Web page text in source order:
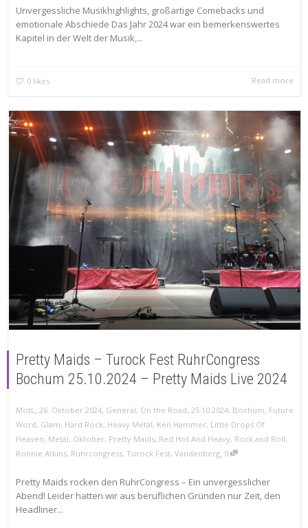
Unvergessliche Musikhighlights, großartige Comebacks und
emotionale Abschiede Das Jahr 2024 war ein bemerkenswertes
Kapitel in der Welt der Musik,...
0 likes Read more
Pretty Maids – Turock Fest RuhrCongress
Bochum 25.10.2024 – Pretty Maids Live 2024
MotL, 26. Oktober 2024, General, On the Road, 25.10.2024, Bochum, Future
Word, Glam, Hard Rock, Heavy Metal, Ken Hammer, Little Drops Of
Heaven, Metal, Oktober, Pretty Maids, Red Hot And Heavy, Rock and Roll,
Ronnie Atkins, Ruhrcongress, Turock Fest, Vandenberg, 0
Pretty Maids rocken den RuhrCongress – Ein unvergesslicher
Abend! Leider hatten wir aus beruflichen Gründen nur Zeit, den
Headliner...